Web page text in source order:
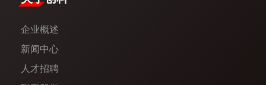
企业概述
新闻中心​
人才招聘